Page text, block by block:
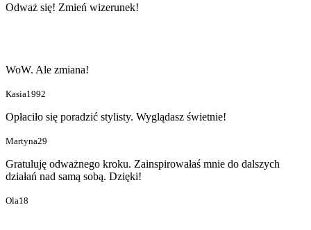
Odważ się! Zmień wizerunek!
WoW. Ale zmiana!
Kasia1992
Opłaciło się poradzić stylisty. Wyglądasz świetnie!
Martyna29
Gratuluję odważnego kroku. Zainspirowałaś mnie do dalszych
działań nad samą sobą. Dzięki!
Ola18